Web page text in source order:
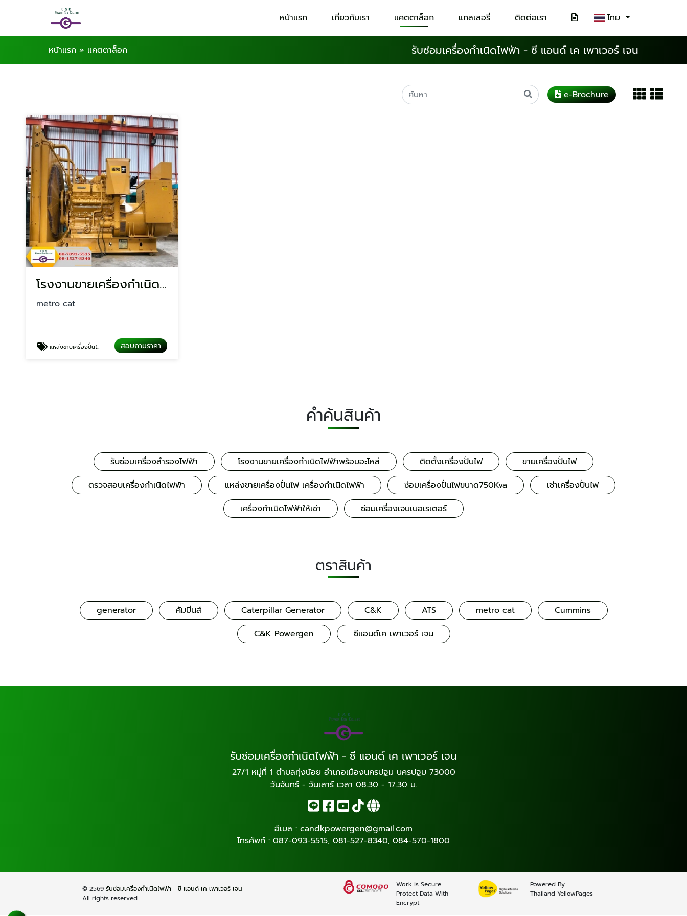
หน้าแรก เกี่ยวกับเรา แคตตาล็อก แกลเลอรี่ ติดต่อเรา ไทย
หน้าแรก » แคตตาล็อก รับซ่อมเครื่องกำเนิดไฟฟ้า - ซี แอนด์ เค เพาเวอร์ เจน
e-Brochure
โรงงานขายเครื่องกำเนิดไฟฟ้า
metro cat
แหล่งขายเครื่องปั่นไฟ เครื่องกำเนิดไฟฟ้า สอบถามราคา
คำค้นสินค้า
รับซ่อมเครื่องสำรองไฟฟ้า โรงงานขายเครื่องกำเนิดไฟฟ้าพร้อมอะไหล่ ติดตั้งเครื่องปั่นไฟ
ขายเครื่องปั่นไฟ
ตรวจสอบเครื่องกำเนิดไฟฟ้า
แหล่งขายเครื่องปั่นไฟ เครื่องกำเนิดไฟฟ้า ซ่อมเครื่องปั่นไฟขนาด750Kva
เช่าเครื่องปั่นไฟ
เครื่องกำเนิดไฟฟ้าให้เช่า
ซ่อมเครื่องเจนเนอเรเตอร์
ตราสินค้า
generator คัมมิ่นส์ Caterpillar Generator C&K ATS metro cat
Cummins
C&K Powergen
ซีแอนด์เค เพาเวอร์ เจน
รับซ่อมเครื่องกำเนิดไฟฟ้า - ซี แอนด์ เค เพาเวอร์ เจน
27/1 หมู่ที่ 1 ตำบลทุ่งน้อย อำเภอเมืองนครปฐม นครปฐม 73000
วันจันทร์ - วันเสาร์ เวลา 08.30 - 17.30 น.
อีเมล : candkpowergen@gmail.com
โทรศัพท์ : 087-093-5515, 081-527-8340, 084-570-1800
© 2569รับซ่อมเครื่องกำเนิดไฟฟ้า - ซี แอนด์ เค เพาเวอร์ เจน
All rights reserved.
Work is Secure
Protect Data With
Encrypt
Powered By
Thailand YellowPages